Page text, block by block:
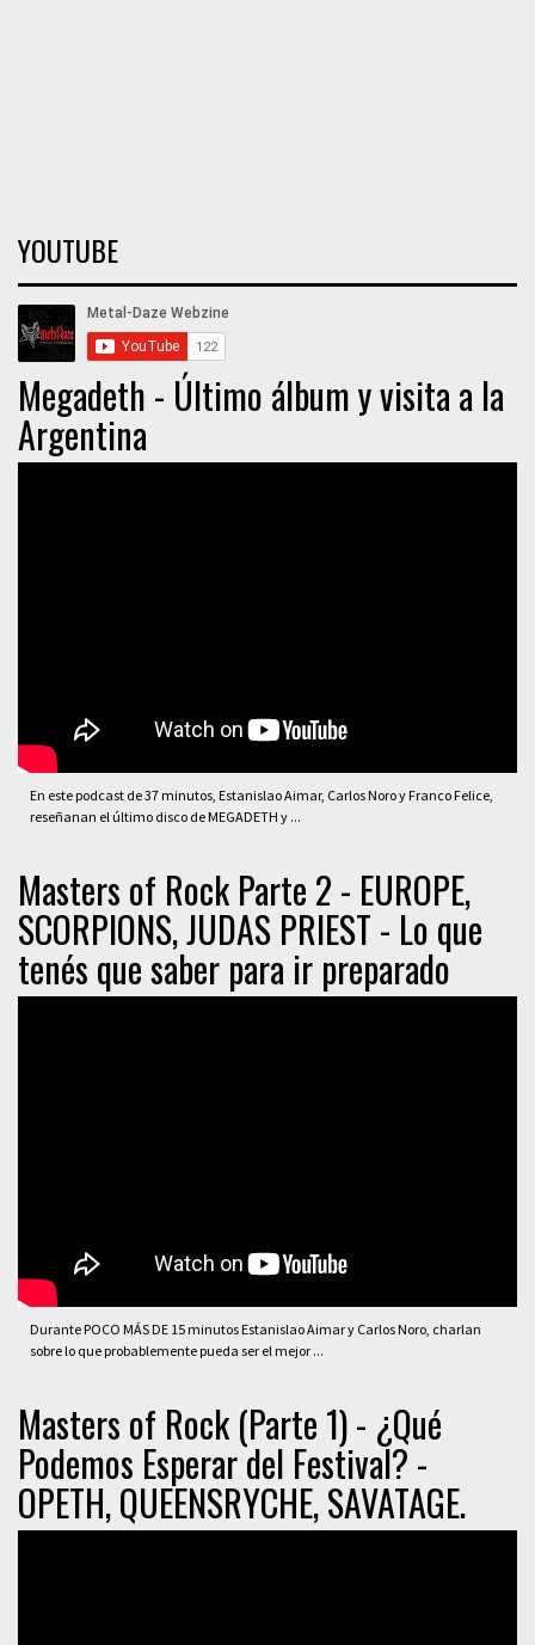
YOUTUBE
Megadeth - Último álbum y visita a la
Argentina
En este podcast de 37 minutos, Estanislao Aimar, Carlos Noro y Franco Felice,
reseñanan el último disco de MEGADETH y ...
Masters of Rock Parte 2 - EUROPE,
SCORPIONS, JUDAS PRIEST - Lo que
tenés que saber para ir preparado
Durante POCO MÁS DE 15 minutos Estanislao Aimar y Carlos Noro, charlan
sobre lo que probablemente pueda ser el mejor ...
Masters of Rock (Parte 1) - ¿Qué
Podemos Esperar del Festival? -
OPETH, QUEENSRYCHE, SAVATAGE.